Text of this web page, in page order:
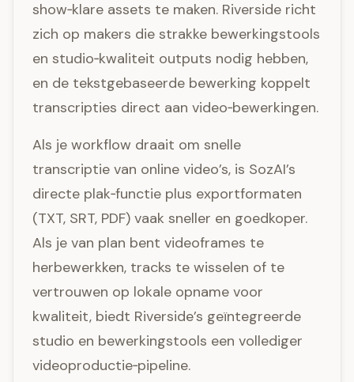
show‑klare assets te maken. Riverside richt
zich op makers die strakke bewerkingstools
en studio‑kwaliteit outputs nodig hebben,
en de tekstgebaseerde bewerking koppelt
transcripties direct aan video‑bewerkingen.
Als je workflow draait om snelle
transcriptie van online video’s, is SozAI’s
directe plak‑functie plus exportformaten
(TXT, SRT, PDF) vaak sneller en goedkoper.
Als je van plan bent videoframes te
herbewerkken, tracks te wisselen of te
vertrouwen op lokale opname voor
kwaliteit, biedt Riverside’s geïntegreerde
studio en bewerkingstools een vollediger
videoproductie‑pipeline.